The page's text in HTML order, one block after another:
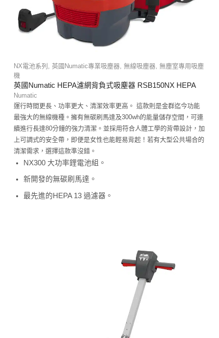
NX電池系列 英國Numatic專業吸塵器 無線吸塵器 無塵室專用吸塵
機
英國Numatic HEPA濾網背負式吸塵器 RSB150NX HEPA
Numatic
運行時間更長、功率更大、清潔效率更高。 這款則是金群迄今功能
最強大的無線機種。擁有無碳刷馬達及300wh的能量儲存空間，可連
續進行長達80分鐘的強力清潔。並採用符合人體工學的背帶設計，加
上可調式的安全帶，即便是女性也能輕易背起！若有大型公共場合的
清潔需求，選擇這款準沒錯。
NX300 大功率鋰電池組。
新開發的無碳刷馬達。
最先進的HEPA 13 過濾器。